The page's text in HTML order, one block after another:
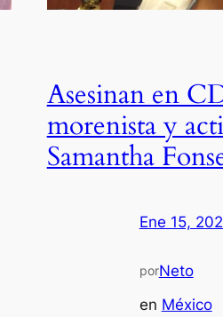
Asesinan en
morenista y
Samantha
Ene 15,
porNeto
en México